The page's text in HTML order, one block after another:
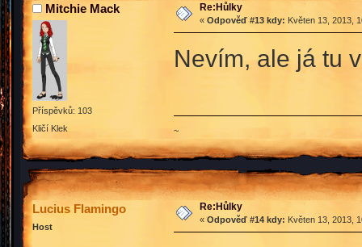
Mitchie Mack
Příspěvků: 103
Kličí Klek
Re:Hůlky
« Odpověď #13 kdy: Květen 13, 2013,
Nevím, ale já tu
~
Lucius Flamingo
Host
Re:Hůlky
« Odpověď #14 kdy: Květen 13, 2013,